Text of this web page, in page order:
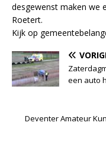
desgewenst maken we
Roetert.
Kijk op
een auto
Deventer Amateur